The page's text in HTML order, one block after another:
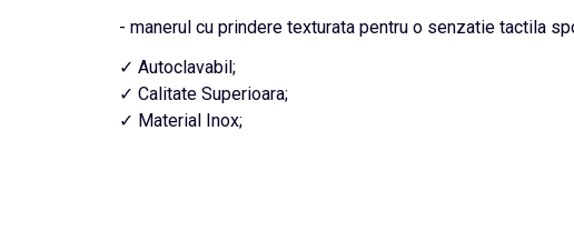
- manerul cu prindere texturata pentru o senzatie tactila
✓ Autoclavabil;
✓ Calitate Superioara;
✓ Material Inox;